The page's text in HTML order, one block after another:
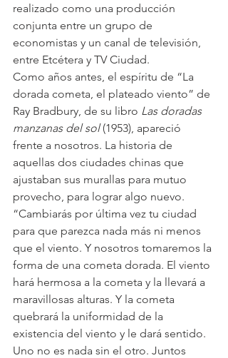
realizado como una producción
conjunta entre un grupo de
economistas y un canal de televisión,
entre Etcétera y TV Ciudad.
Como años antes, el espíritu de “La
dorada cometa, el plateado viento” de
Ray Bradbury, de su libro Las doradas
manzanas del sol (1953), apareció
frente a nosotros. La historia de
aquellas dos ciudades chinas que
ajustaban sus murallas para mutuo
provecho, para lograr algo nuevo.
“Cambiarás por última vez tu ciudad
para que parezca nada más ni menos
que el viento. Y nosotros tomaremos la
forma de una cometa dorada. El viento
hará hermosa a la cometa y la llevará a
maravillosas alturas. Y la cometa
quebrará la uniformidad de la
existencia del viento y le dará sentido.
Uno no es nada sin el otro. Juntos